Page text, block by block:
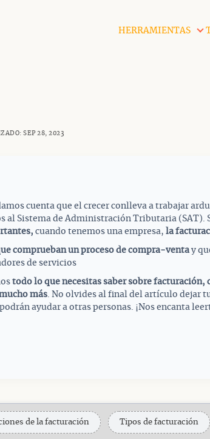
HERRAMIENTAS
SEP 28, 2023
cuenta que el crecer conlleva a trabajar
al Sistema de Administración Tributaria (SAT).
cuando tenemos una empresa, la
comprueban un proceso de compra-venta y
de servicios
todo lo que necesitas saber sobre facturación,
más. No olvides al final del artículo dejar
ayudar a otras personas. ¡Nos encanta
de la facturación Tipos de facturación